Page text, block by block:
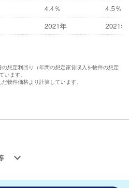
4.4％
4.5％
2021年 2021年
想定利回り（年間の想定家賃収入を物件の想定
ます。
物件価格より計算しています。